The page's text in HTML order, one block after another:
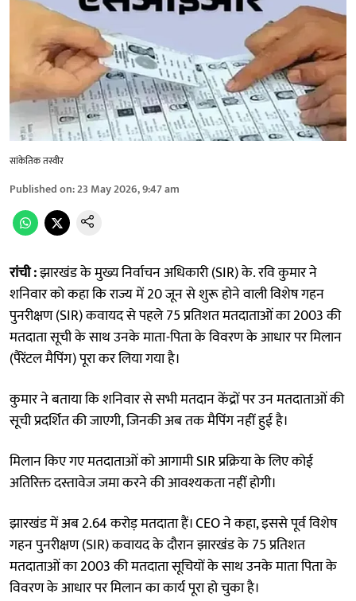
सांकेतिक तस्वीर
Published on:23 May 2026, 9:47 am
रांची :झारखंड के मुख्य निर्वाचन अधिकारी (SIR) के. रवि कुमार ने
शनिवार को कहा कि राज्य में 20 जून से शुरू होने वाली विशेष गहन
पुनरीक्षण (SIR) कवायद से पहले 75 प्रतिशत मतदाताओं का 2003 की
मतदाता सूची के साथ उनके माता-पिता के विवरण के आधार पर मिलान
(पैरेंटल मैपिंग) पूरा कर लिया गया है।
कुमार ने बताया कि शनिवार से सभी मतदान केंद्रों पर उन मतदाताओं की
सूची प्रदर्शित की जाएगी, जिनकी अब तक मैपिंग नहीं हुई है।
मिलान किए गए मतदाताओं को आगामी SIR प्रक्रिया के लिए कोई
अतिरिक्त दस्तावेज जमा करने की आवश्यकता नहीं होगी।
झारखंड में अब 2.64 करोड़ मतदाता हैं। CEO ने कहा, इससे पूर्व विशेष
गहन पुनरीक्षण (SIR) कवायद के दौरान झारखंड के 75 प्रतिशत
मतदाताओं का 2003 की मतदाता सूचियों के साथ उनके माता पिता के
विवरण के आधार पर मिलान का कार्य पूरा हो चुका है।